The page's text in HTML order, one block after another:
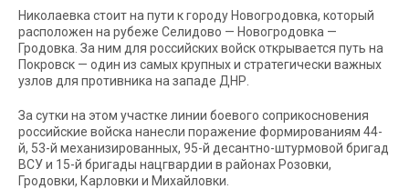
Николаевка стоит на пути к городу Новогродовка, который
расположен на рубеже Селидово — Новогродовка —
Гродовка. За ним для российских войск открывается путь на
Покровск — один из самых крупных и стратегически важных
узлов для противника на западе ДНР.
За сутки на этом участке линии боевого соприкосновения
российские войска нанесли поражение формированиям 44-
й, 53-й механизированных, 95-й десантно-штурмовой бригад
ВСУ и 15-й бригады нацгвардии в районах Розовки,
Гродовки, Карловки и Михайловки.